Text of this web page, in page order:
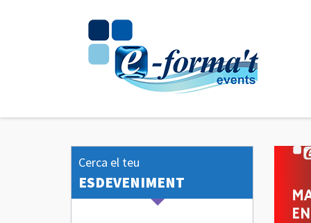
info@e-format.es
Tots els esdeveniments
Cerca el teu
ESDEVENIMENT